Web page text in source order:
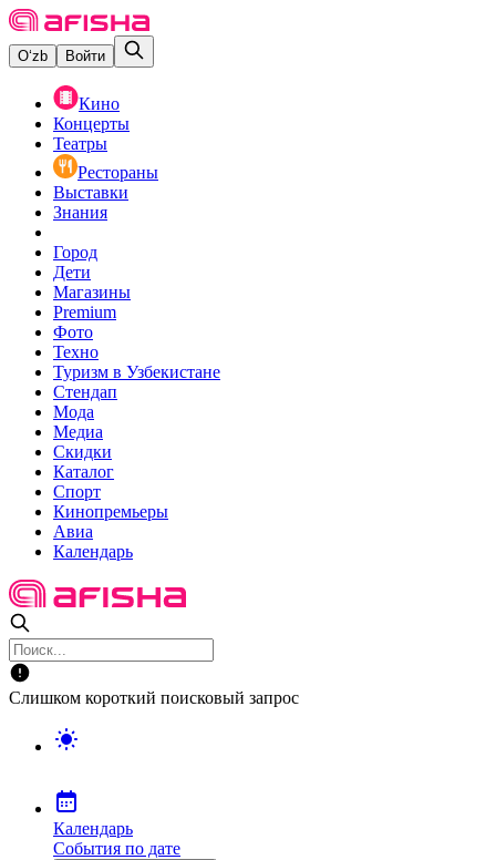
O‘zb Войти
Кино
Концерты
Театры
Рестораны
Выставки
Знания
Город
Дети
Магазины
Premium
Фото
Техно
Туризм в Узбекистане
Стендап
Мода
Медиа
Скидки
Каталог
Спорт
Кинопремьеры
Авиа
Календарь
Слишком короткий поисковый запрос
Календарь
События по дате